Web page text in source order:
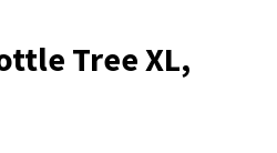
Tree XL,